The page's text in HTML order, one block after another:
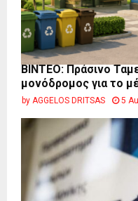
BINTEO: Πράσινο
μονόδρομος για το
by AGGELOS DRITSAS 5